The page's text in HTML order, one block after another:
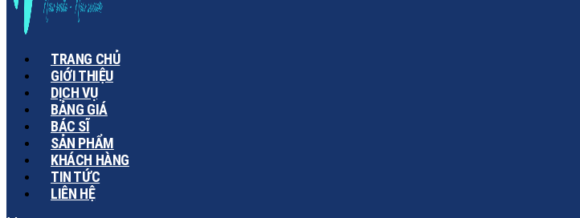
TRANG CHỦ
GIỚI THIỆU
DỊCH VỤ
BẢNG GIÁ
BÁC SĨ
SẢN PHẨM
KHÁCH HÀNG
TIN TỨC
LIÊN HỆ